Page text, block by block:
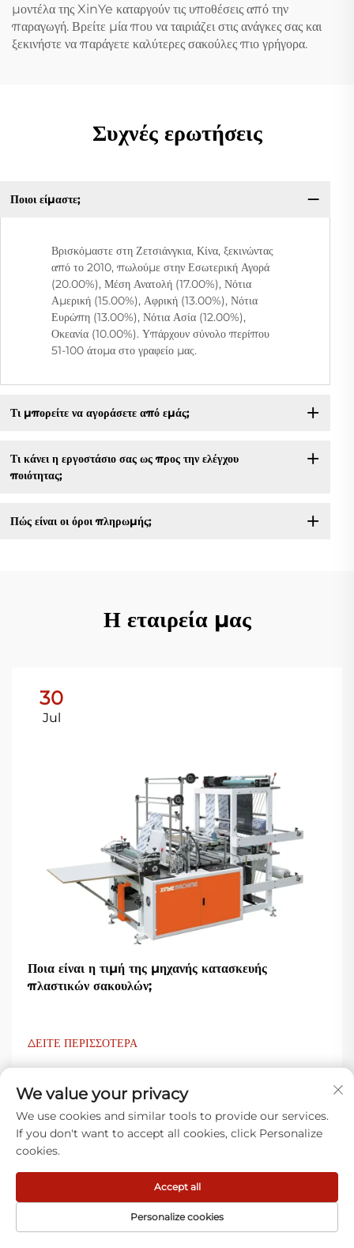
μοντέλα της XinYe καταργούν τις υποθέσεις από την
παραγωγή. Βρείτε μία που να ταιριάζει στις ανάγκες σας και
ξεκινήστε να παράγετε καλύτερες σακούλες πιο γρήγορα.
Συχνές ερωτήσεις
Ποιοι είμαστε;
Βρισκόμαστε στη Ζετσιάνγκια, Κίνα, ξεκινώντας
από το 2010, πωλούμε στην Εσωτερική Αγορά
(20.00%), Μέση Ανατολή (17.00%), Νότια
Αμερική (15.00%), Αφρική (13.00%), Νότια
Ευρώπη (13.00%), Νότια Ασία (12.00%),
Οκεανία (10.00%). Υπάρχουν σύνολο περίπου
51-100 άτομα στο γραφείο μας.
Τι μπορείτε να αγοράσετε από εμάς;
Τι κάνει η εργοστάσιο σας ως προς την ελέγχου
ποιότητας;
Πώς είναι οι όροι πληρωμής;
Η εταιρεία μας
30
Jul
Ποια είναι η τιμή της μηχανής κατασκευής
πλαστικών σακουλών;
ΔΕΙΤΕ ΠΕΡΙΣΣΟΤΕΡΑ
Τι λένε οι πελάτες μας
We value your privacy
We use cookies and similar tools to provide our services.
If you don't want to accept all cookies, click Personalize
cookies.
Personalize cookies
Accept all